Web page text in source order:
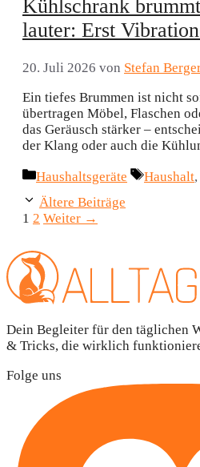
Kühlschrank
lauter: Erst
20. Juli 2026 von Stefan
Ein tiefes Brummen ist nicht
übertragen Möbel, Flaschen
das Geräusch stärker –
der Klang oder auch die
Kategorien
Haushaltsgeräte Haushalt,
Ältere Beiträge
Seite
1 Seite
2 Weiter →
Dein Begleiter für den täglichen
& Tricks, die wirklich
Folge uns